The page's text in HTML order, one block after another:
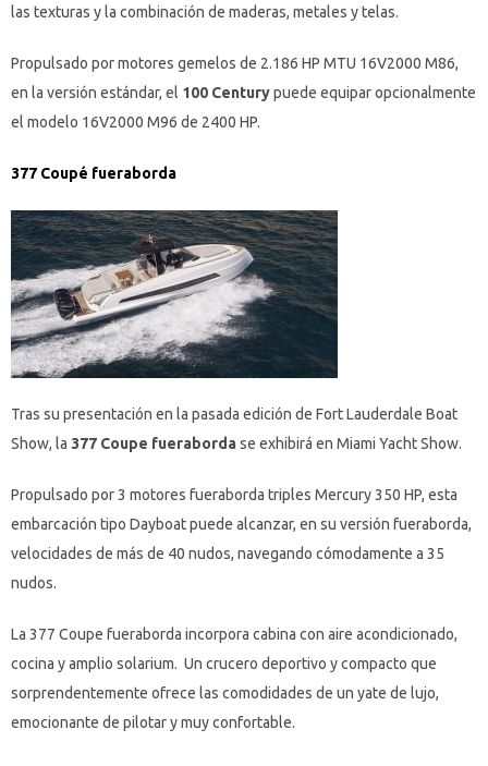
las texturas y la combinación de maderas, metales y telas.
Propulsado por motores gemelos de 2.186 HP MTU 16V2000 M86,
en la versión estándar, el 100 Centurypuede equipar opcionalmente
el modelo 16V2000 M96 de 2400 HP.
377 Coupé fueraborda
Tras su presentación en la pasada edición de Fort Lauderdale Boat
Show, la 377 Coupe fueraborda se exhibirá en Miami Yacht Show.
Propulsado por 3 motores fueraborda triples Mercury 350 HP, esta
embarcación tipo Dayboat puede alcanzar, en su versión fueraborda,
velocidades de más de 40 nudos, navegando cómodamente a 35
nudos.
La 377 Coupe fueraborda incorpora cabina con aire acondicionado,
cocina y amplio solarium. Un crucero deportivo y compacto que
sorprendentemente ofrece las comodidades de un yate de lujo,
emocionante de pilotar y muy confortable.